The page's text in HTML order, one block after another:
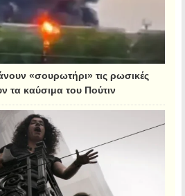
«σουρωτήρι» τις ρωσικές
τα καύσιμα του Πούτιν